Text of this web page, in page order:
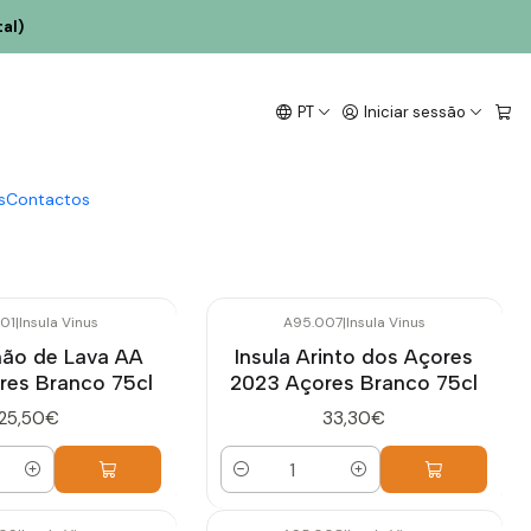
PT Iniciar sessão
Contactosfiel da natureza atlântica, da tradição familiar e
|Insula Vinus
de Lava AA
Branco 75cl
A95.007|Insula Vinus
Insula Arinto dos Açores
2023 Açores Branco 75cl
33,30€
Quantidade